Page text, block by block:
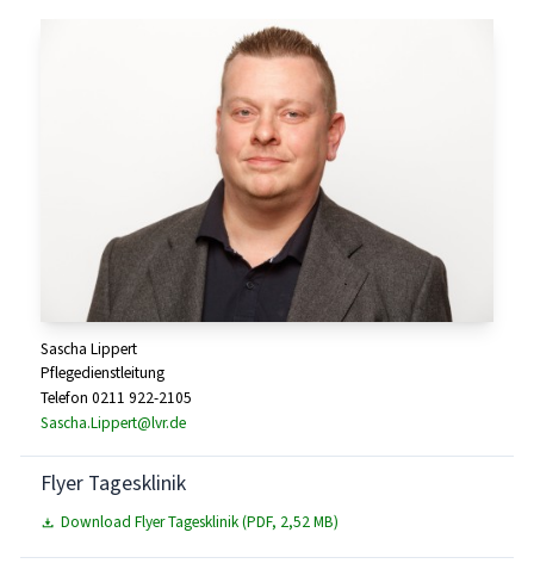
Sascha Lippert
Pflegedienstleitung
Telefon 0211 922-2105
Sascha.Lippert@lvr.de
Flyer Tagesklinik
Download Flyer Tagesklinik (PDF, 2,52 MB)